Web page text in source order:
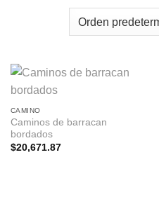
CAMINO
Caminos de barracan
bordados
$20,671.87